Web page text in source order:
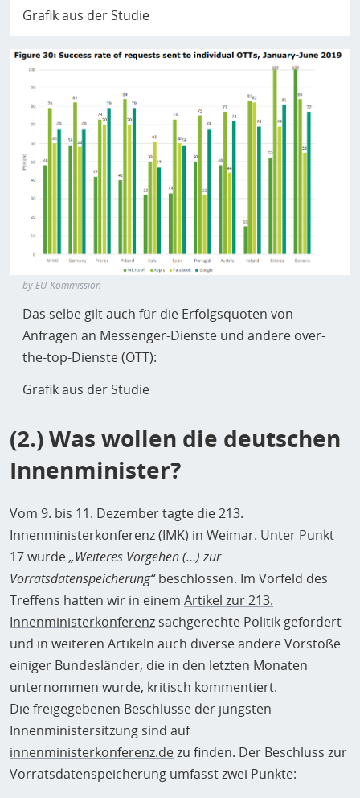
Grafik aus der Studie
Das selbe gilt auch für die Erfolgsquoten von
Anfragen an Messenger-Dienste und andere over-
the-top-Dienste (OTT):
byEU-Kommission
Grafik aus der Studie
(2.) Was wollen die deutschen
Innenminister?
Vom 9. bis 11. Dezember tagte die 213.
Innenministerkonferenz (IMK) in Weimar. Unter Punkt
17 wurde„Weiteres Vorgehen (…) zur
Vorratsdatenspeicherung“beschlossen. Im Vorfeld des
Treffens hatten wir in einem Artikel zur 213.
Innenministerkonferenz sachgerechte Politik gefordert
und in weiteren Artikeln auch diverse andere Vorstöße
einiger Bundesländer, die in den letzten Monaten
unternommen wurde, kritisch kommentiert.
Die freigegebenen Beschlüsse der jüngsten
Innenministersitzung sind auf
innenministerkonferenz.dezu finden. Der Beschluss zur
Vorratsdatenspeicherung umfasst zwei Punkte: